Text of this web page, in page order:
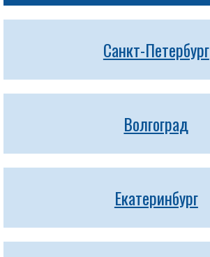
Санкт-Петербург
Волгоград
Екатеринбург